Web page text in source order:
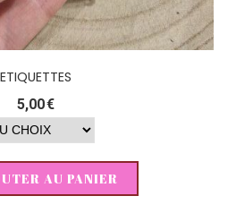
ETIQUETTES
5,00€
AU PANIER